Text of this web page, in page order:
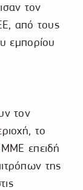
τον
από τους
εμπορίου
τον
το
ΜΜΕ επειδή
της